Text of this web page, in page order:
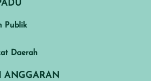
Publik
Daerah
ANGGARAN